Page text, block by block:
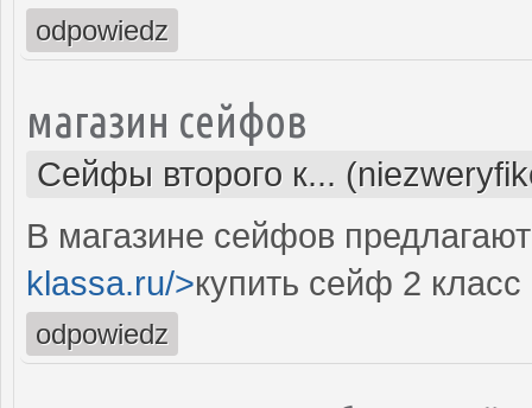
odpowiedz
магазин сейфов
Сейфы второго к...
В магазине сейфов
klassa.ru/>купить сейф 2
odpowiedz